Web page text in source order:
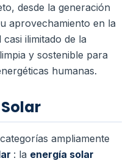
desde la generación
aprovechamiento en la
ilimitado de la
y sostenible para
humanas.
ampliamente
: la energía solar